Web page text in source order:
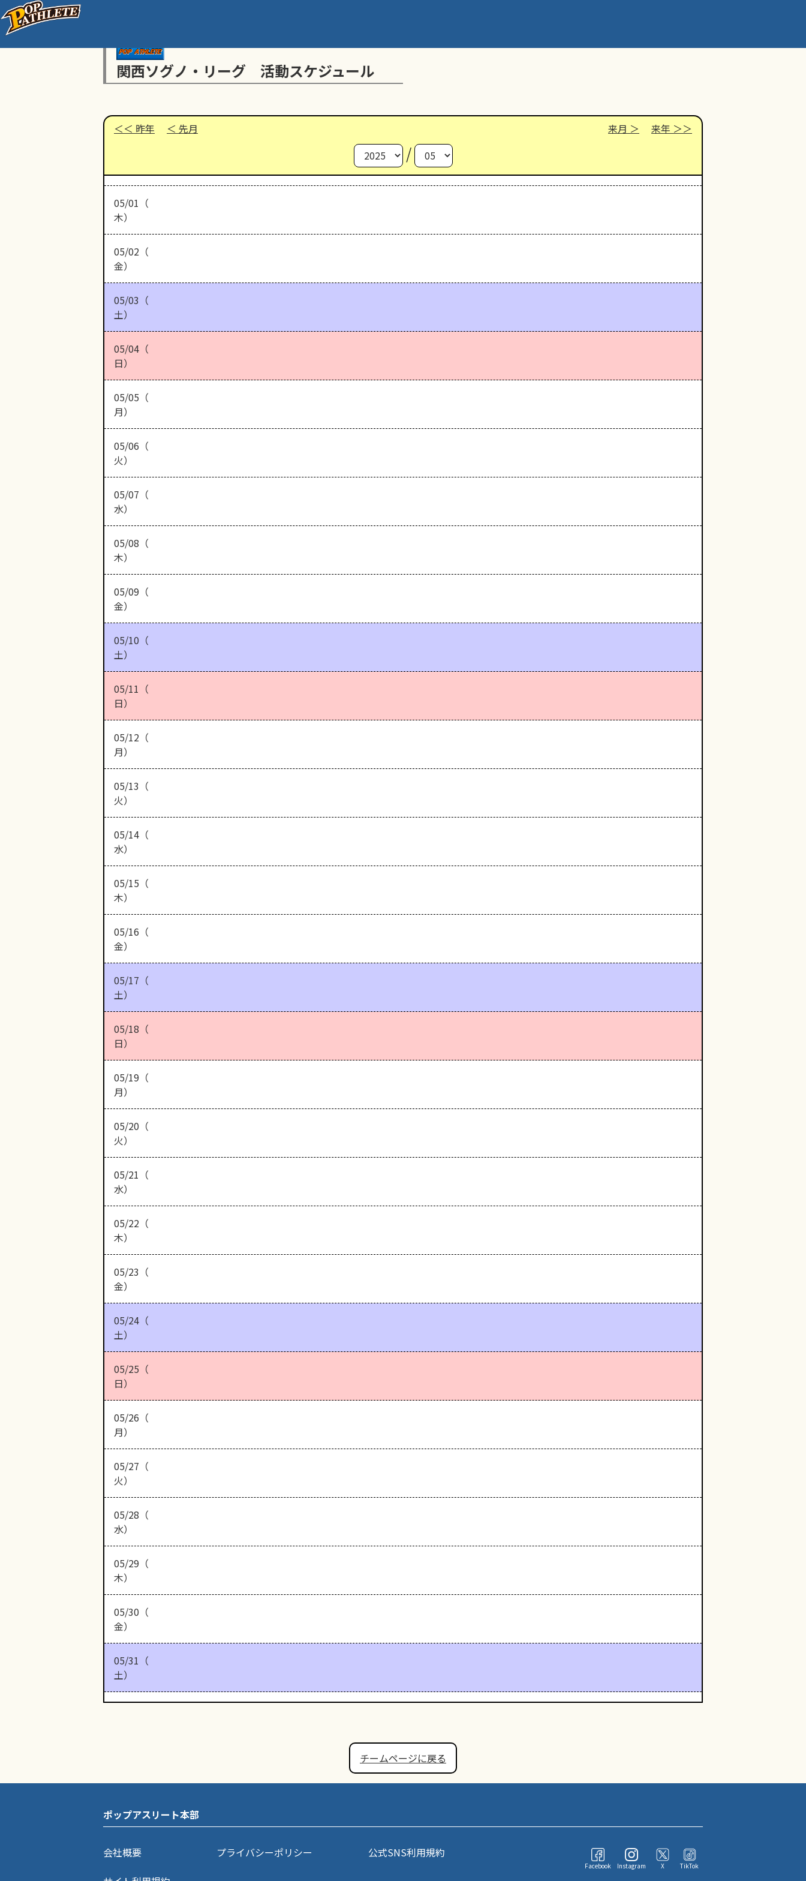
関西ソグノ・リーグ 活動スケジュール
昨年 先月 来月 来年
/
05/01（
木）
05/02（
金）
05/03（
土）
05/04（
日）
05/05（
月）
05/06（
火）
05/07（
水）
05/08（
木）
05/09（
金）
05/10（
土）
05/11（
日）
05/12（
月）
05/13（
火）
05/14（
水）
05/15（
木）
05/16（
金）
05/17（
土）
05/18（
日）
05/19（
月）
05/20（
火）
05/21（
水）
05/22（
木）
05/23（
金）
05/24（
土）
05/25（
日）
05/26（
月）
05/27（
火）
05/28（
水）
05/29（
木）
05/30（
金）
05/31（
土）
チームページに戻る
ポップアスリート本部
会社概要 プライバシーポリシー
公式SNS利用規約
Facebook Instagram X TikTok